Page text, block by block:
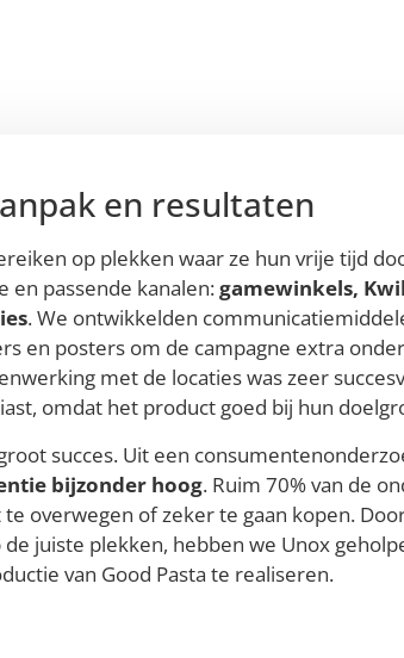
en resultaten
op plekken waar ze hun vrije tijd
en passende kanalen:gamewinkels,
. We ontwikkelden
en posters om de campagne extra
met de locaties was zeer
omdat het product goed bij hun
succes. Uit een
bijzonder hoog. Ruim 70% van de
overwegen of zeker te gaan kopen.
juiste plekken, hebben we Unox
van Good Pasta te realiseren.